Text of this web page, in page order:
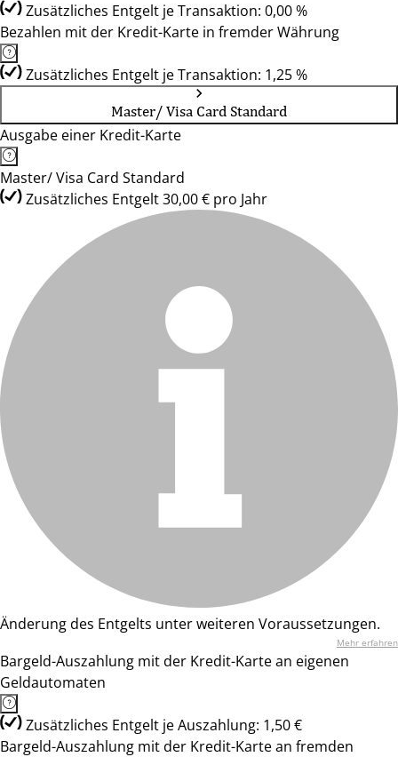
Zusätzliches Entgelt je Transaktion: 0,00 %
Bezahlen mit der Kredit-Karte in fremder Währung
Zusätzliches Entgelt je Transaktion: 1,25 %
Master/ Visa Card Standard
Ausgabe einer Kredit-Karte
Master/ Visa Card Standard
Zusätzliches Entgelt 30,00 € pro Jahr
Änderung des Entgelts unter weiteren Voraussetzungen.
Mehr erfahren
Bargeld-Auszahlung mit der Kredit-Karte an eigenen
Geldautomaten
Zusätzliches Entgelt je Auszahlung: 1,50 €
Bargeld-Auszahlung mit der Kredit-Karte an fremden